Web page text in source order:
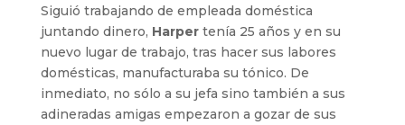
Siguió trabajando de empleada doméstica
juntando dinero, Harpertenía 25 años y en su
nuevo lugar de trabajo, tras hacer sus labores
domésticas, manufacturaba su tónico. De
inmediato, no sólo a su jefa sino también a sus
adineradas amigas empezaron a gozar de sus